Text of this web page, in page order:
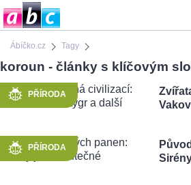
Ábíčko.cz Tagy
koroun - články s klíčovým
PŘÍRODA
PŘÍRODA